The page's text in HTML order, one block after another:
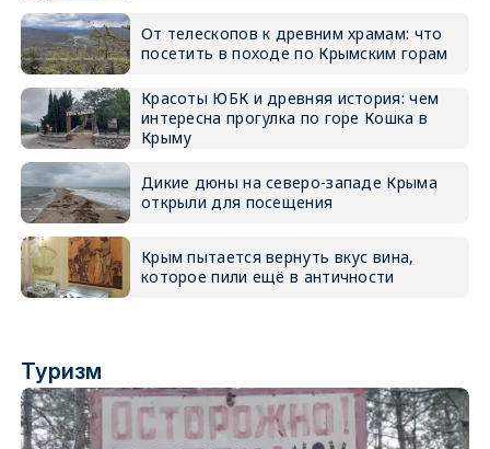
От телескопов к древним храмам: что
посетить в походе по Крымским горам
Красоты ЮБК и древняя история: чем
интересна прогулка по горе Кошка в
Крыму
Дикие дюны на северо-западе Крыма
открыли для посещения
Крым пытается вернуть вкус вина,
которое пили ещё в античности
Туризм